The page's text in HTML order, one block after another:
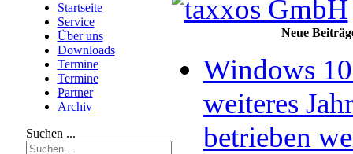
Startseite
Service
Über uns
Downloads
Termine
Termine
Partner
Archiv
Suchen ...
Neue
Windows
weiteres
betrieben